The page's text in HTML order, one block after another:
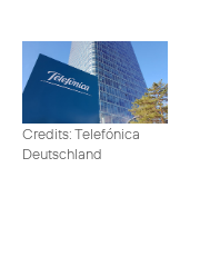
Credits: Telefónica
Deutschland